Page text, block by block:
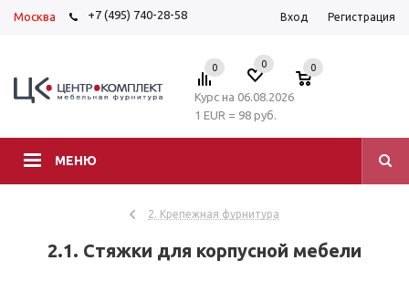
Москва +7 (495) 740-28-58 Вход Регистрация
МЕНЮ
0 0 0
Курс на 06.08.2026
1 EUR = 98 руб.
2. Крепежная фурнитура
2.1. Стяжки для корпусной мебели